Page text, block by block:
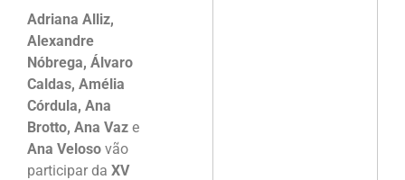
Adriana Alliz,
Alexandre
Nóbrega, Álvaro
Caldas, Amélia
Córdula, Ana
Brotto, Ana Vaz e
Ana Veloso vão
participar da XV